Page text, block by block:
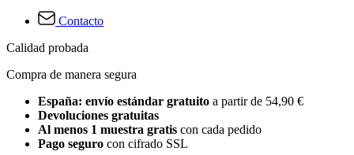
Contacto
Calidad probada
Compra de manera segura
España: envío estándar gratuito a partir de 54,90 €
Devoluciones gratuitas
Al menos 1 muestra gratis con cada pedido
Pago seguro con cifrado SSL